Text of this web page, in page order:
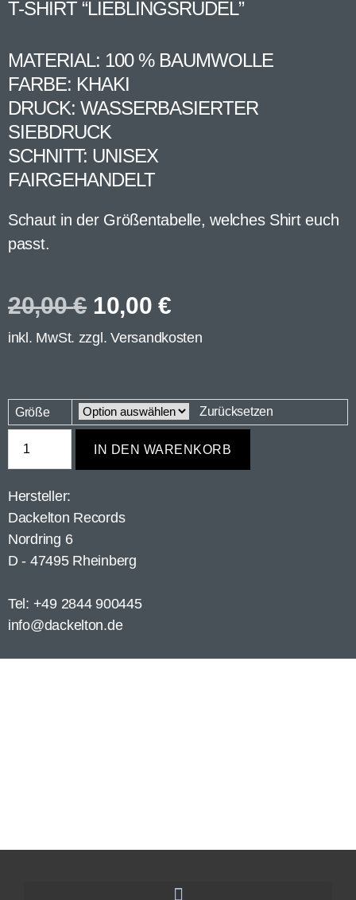
T-SHIRT “LIEBLINGSRUDEL”
MATERIAL: 100 % BAUMWOLLE
FARBE: KHAKI
DRUCK: WASSERBASIERTER
SIEBDRUCK
SCHNITT: UNISEX
FAIRGEHANDELT
Schaut in der Größentabelle, welches Shirt euch
passt.
20,00€ 10,00€
inkl. MwSt. zzgl.Versandkosten
Größe Zurücksetzen
IN DEN WARENKORB
Hersteller:
Dackelton Records
Nordring 6
D - 47495 Rheinberg
Tel: +49 2844 900445
info@dackelton.de